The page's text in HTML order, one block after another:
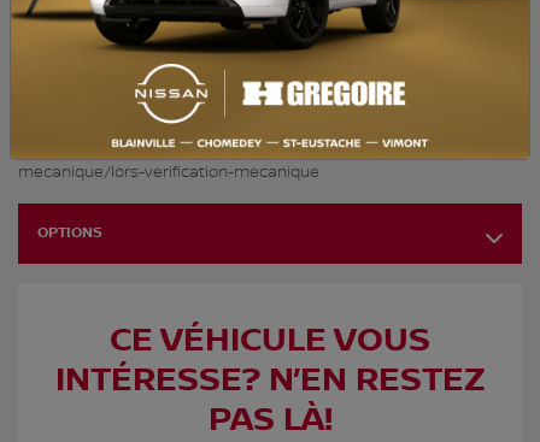
prix. Inspecté selon les normes de la SAAQ, le prix écono reflète
l’état mécanique et esthétique du véhicule. Bénéficiez du prix
d’enchère et achetez en toute confiance en traitant directement
avec le leader au Québec. Certaines conditions peuvent
s’appliquer, visiter une succursale HGrégoire pour les détails.
Normes de la SAAQ:
https://saaq.gouv.qc.ca/immatriculation/verification-
mecanique/lors-verification-mecanique
OPTIONS
CE VÉHICULE VOUS
INTÉRESSE? N’EN RESTEZ
PAS LÀ!